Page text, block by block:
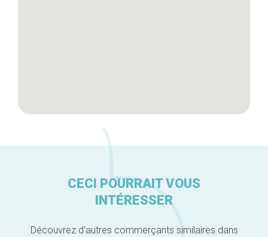
CECI POURRAIT VOUS
INTÉRESSER
Découvrez d'autres commerçants similaires dans